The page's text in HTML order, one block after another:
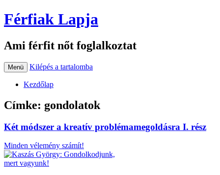
Férfiak Lapja
Ami férfit nőt foglalkoztat
Menü Kilépés a tartalomba
Kezdőlap
Címke: gondolatok
Két módszer a kreatív problémamegoldásra I. rész
Minden vélemény számít!